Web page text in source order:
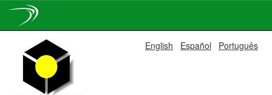
navigation
English Español Português